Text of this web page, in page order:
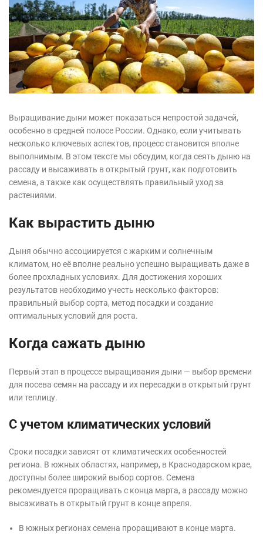
Выращивание дыни может показаться непростой задачей,
особенно в средней полосе России. Однако, если учитывать
несколько ключевых аспектов, процесс становится вполне
выполнимым. В этом тексте мы обсудим, когда сеять дыню на
рассаду и высаживать в открытый грунт, как подготовить
семена, а также как осуществлять правильный уход за
растениями.
Как вырастить дыню
Дыня обычно ассоциируется с жарким и солнечным
климатом, но её вполне реально успешно выращивать даже в
более прохладных условиях. Для достижения хороших
результатов необходимо учесть несколько факторов:
правильный выбор сорта, метод посадки и создание
оптимальных условий для роста.
Когда сажать дыню
Первый этап в процессе выращивания дыни — выбор времени
для посева семян на рассаду и их пересадки в открытый грунт
или теплицу.
С учетом климатических условий
Сроки посадки зависят от климатических особенностей
региона. В южных областях, например, в Краснодарском крае,
доступны более широкий выбор сортов. Семена
рекомендуется проращивать с конца марта, а рассаду можно
высаживать в открытый грунт в конце апреля.
В южных регионах семена проращивают в конце марта.